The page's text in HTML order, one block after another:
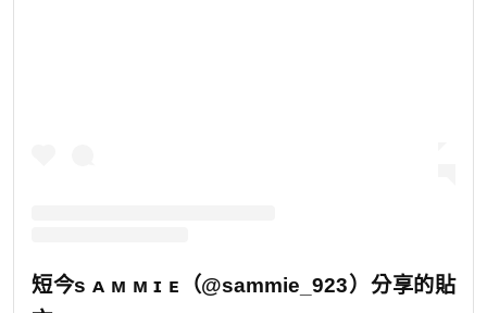
短今s ᴀ ᴍ ᴍ ɪ ᴇ（@sammie_923）分享的貼